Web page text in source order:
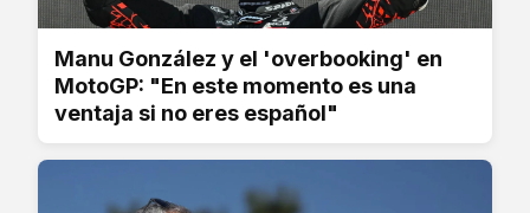
Manu González y el 'overbooking' en
MotoGP: "En este momento es una
ventaja si no eres español"